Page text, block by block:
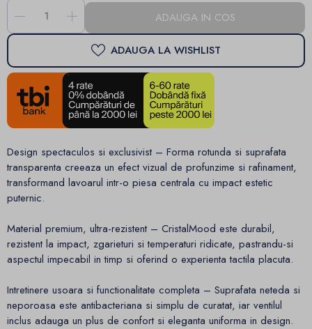
- + ADAUGA IN COS
ADAUGA LA WISHLIST
Design spectaculos si exclusivist – Forma rotunda si suprafata
transparenta creeaza un efect vizual de profunzime si rafinament,
transformand lavoarul intr-o piesa centrala cu impact estetic
puternic.
Material premium, ultra-rezistent – CristalMood este durabil,
rezistent la impact, zgarieturi si temperaturi ridicate, pastrandu-si
aspectul impecabil in timp si oferind o experienta tactila placuta.
Intretinere usoara si functionalitate completa – Suprafata neteda si
neporoasa este antibacteriana si simplu de curatat, iar ventilul
inclus adauga un plus de confort si eleganta uniforma in design.